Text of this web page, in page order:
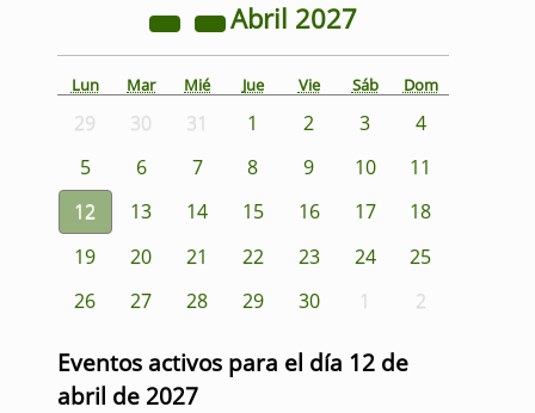
Abril 2027
Lun Mar Mié Jue Vie Sáb Dom
29 30 31 1 2 3
4
5
6 7 8 9 10
11
12
13 14 15 16 17
18
19
20 21 22 23 24
25
26
27 28 29 30 1 2
Eventos activos para el día 12 de
abril de 2027